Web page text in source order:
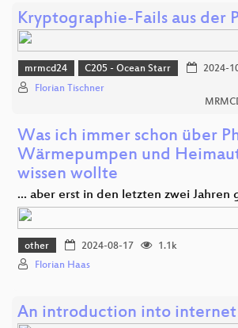
Kryptographie-Fails aus der
mrmcd24 C205 - Ocean Starr 2024-
Florian Tischner
Was ich immer schon über
Wärmepumpen und
wissen wollte
... aber erst in den letzten zwei Jahren
other 2024-08-17
1.1k
Florian Haas
An introduction into